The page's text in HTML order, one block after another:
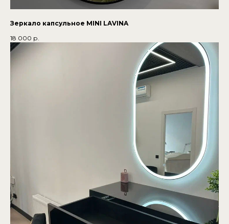
Зеркало капсульное MINI LAVINA
18 000 р.